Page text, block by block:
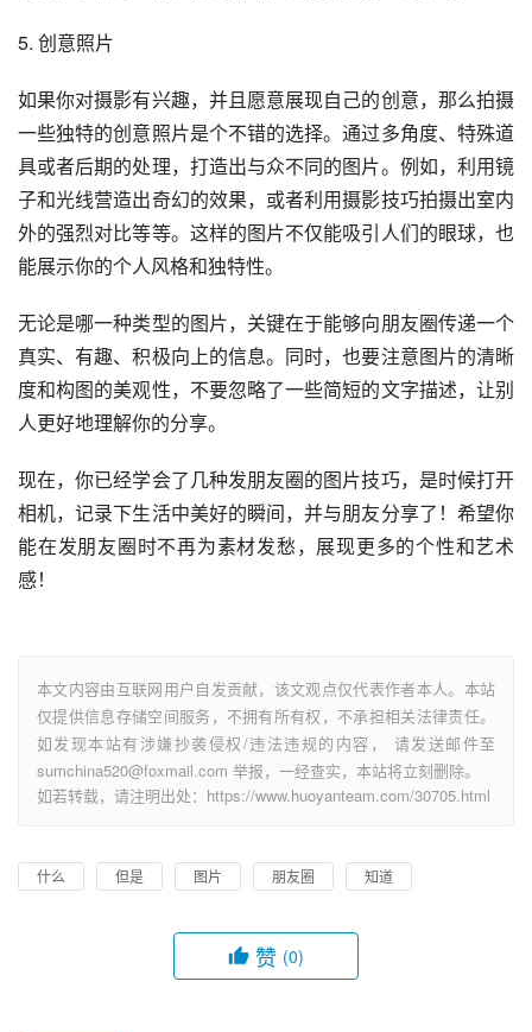
5. 创意照片
如果你对摄影有兴趣，并且愿意展现自己的创意，那么拍摄
一些独特的创意照片是个不错的选择。通过多角度、特殊道
具或者后期的处理，打造出与众不同的图片。例如，利用镜
子和光线营造出奇幻的效果，或者利用摄影技巧拍摄出室内
外的强烈对比等等。这样的图片不仅能吸引人们的眼球，也
能展示你的个人风格和独特性。
无论是哪一种类型的图片，关键在于能够向朋友圈传递一个
真实、有趣、积极向上的信息。同时，也要注意图片的清晰
度和构图的美观性，不要忽略了一些简短的文字描述，让别
人更好地理解你的分享。
现在，你已经学会了几种发朋友圈的图片技巧，是时候打开
相机，记录下生活中美好的瞬间，并与朋友分享了！希望你
能在发朋友圈时不再为素材发愁，展现更多的个性和艺术
感！
本文内容由互联网用户自发贡献，该文观点仅代表作者本人。本站
仅提供信息存储空间服务，不拥有所有权，不承担相关法律责任。
如发现本站有涉嫌抄袭侵权/违法违规的内容， 请发送邮件至
sumchina520@foxmail.com 举报，一经查实，本站将立刻删除。
如若转载，请注明出处：https://www.huoyanteam.com/30705.html
什么 但是 图片 朋友圈 知道
赞 (0)